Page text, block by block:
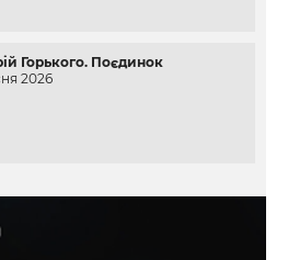
Горького. Поєдинок
2026